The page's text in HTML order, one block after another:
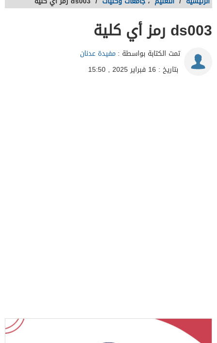
ds003 رمز أي كلية
تمت الكتابة بواسطة : مفيدة عدنان
بتاريخ : 16 فبراير 2025 , 15:50